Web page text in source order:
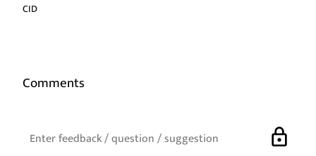
CID
Comments
lock